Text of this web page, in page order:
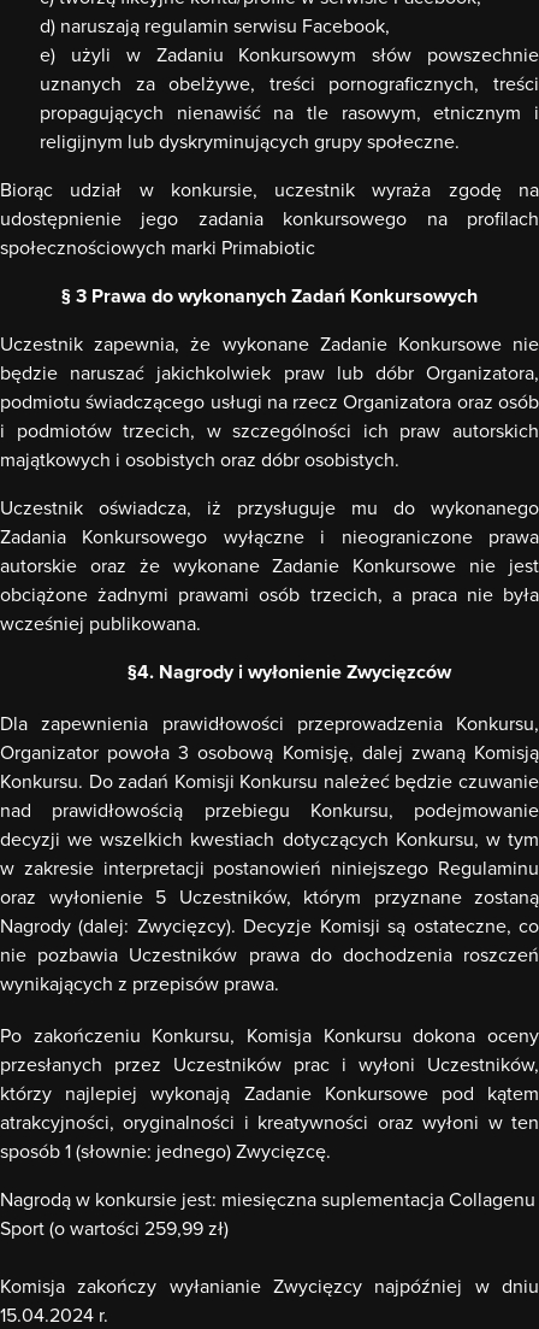
d) naruszają regulamin serwisu Facebook,
e) użyli w Zadaniu Konkursowym słów powszechnie
uznanych za obelżywe, treści pornograficznych, treści
propagujących nienawiść na tle rasowym, etnicznym i
religijnym lub dyskryminujących grupy społeczne.
Biorąc udział w konkursie, uczestnik wyraża zgodę na
udostępnienie jego zadania konkursowego na profilach
społecznościowych marki Primabiotic
§ 3 Prawa do wykonanych Zadań Konkursowych
Uczestnik zapewnia, że wykonane Zadanie Konkursowe nie
będzie naruszać jakichkolwiek praw lub dóbr Organizatora,
podmiotu świadczącego usługi na rzecz Organizatora oraz osób
i podmiotów trzecich, w szczególności ich praw autorskich
majątkowych i osobistych oraz dóbr osobistych.
Uczestnik oświadcza, iż przysługuje mu do wykonanego
Zadania Konkursowego wyłączne i nieograniczone prawa
autorskie oraz że wykonane Zadanie Konkursowe nie jest
obciążoneżadnymi prawami osób trzecich, a praca nie była
wcześniej publikowana.
§4. Nagrody i wyłonienie Zwycięzców
Dla zapewnienia prawidłowości przeprowadzenia Konkursu,
Organizator powoła 3 osobową Komisję, dalej zwaną Komisją
Konkursu. Do zadań Komisji Konkursu należeć będzie czuwanie
nad prawidłowością przebiegu Konkursu, podejmowanie
decyzji we wszelkich kwestiach dotyczących Konkursu, w tym
w zakresie interpretacji postanowień niniejszego Regulaminu
oraz wyłonienie 5 Uczestników, którym przyznane zostaną
Nagrody (dalej: Zwycięzcy). Decyzje Komisji są ostateczne, co
nie pozbawia Uczestników prawa do dochodzenia roszczeń
wynikających z przepisów prawa.
Po zakończeniu Konkursu, Komisja Konkursu dokona oceny
przesłanych przez Uczestników prac i wyłoni Uczestników,
którzy najlepiej wykonają Zadanie Konkursowe pod kątem
atrakcyjności, oryginalności i kreatywności oraz wyłoni w ten
sposób 1 (słownie: jednego) Zwycięzcę.
Nagrodą w konkursie jest: miesięczna suplementacja Collagenu
Sport (o wartości 259,99 zł)
Komisja zakończy wyłanianie Zwycięzcy najpóźniej w dniu
15.04.2024 r.